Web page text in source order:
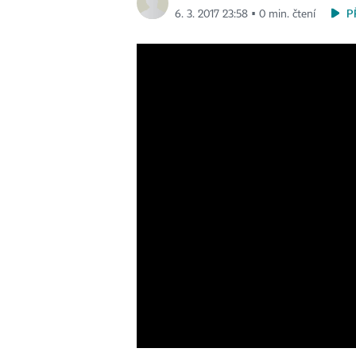
6. 3. 2017 23:58 ▪ 0 min. čtení